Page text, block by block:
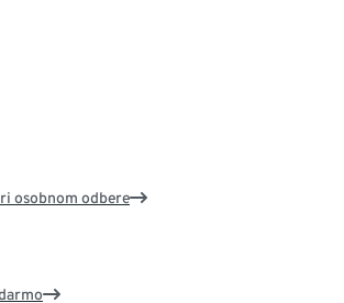
osobnom odbere